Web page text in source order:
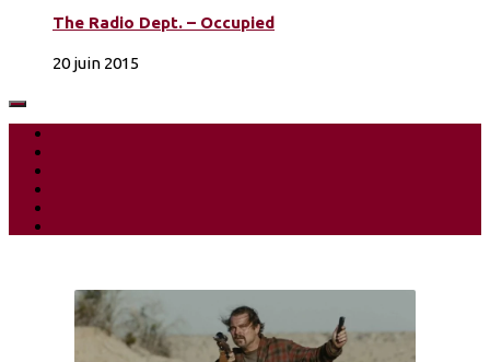
The Radio Dept. – Occupied
20 juin 2015